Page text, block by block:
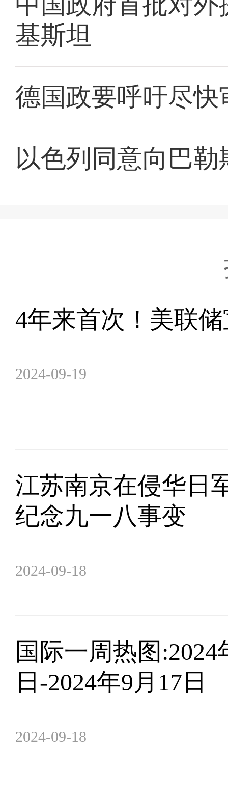
基斯坦
德国政要呼吁尽
以色列同意向巴
4年来首次！美联
2024-09-19
江苏南京在侵华日
纪念九一八事变
2024-09-18
国际一周热图:2024
日-2024年9月17日
2024-09-18